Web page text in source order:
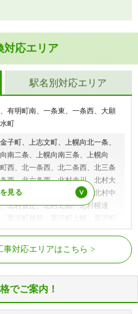
対応エリア
有明町南、一条東、一条西、大願
町
子町、上志文町、上幌向北一条、
南二条、上幌向南三条、上幌向
西、北一条西、北二条西、北三条
西、北六条西、北村赤川、北村大
浜、北村中央、北村豊里、北村中
北村豊正、北村北都、北村幌達
栗沢町越前、栗沢町上幌、栗沢町
、栗沢町耕成、栗沢町小西、栗沢
、栗沢町砺波、栗沢町西本町、栗
寿町、栗沢町万字幸町、栗沢町万
駅名別対応エリア
幌向駅、上幌向駅、岩見沢駅
対応エリアはこちら
でご案内！